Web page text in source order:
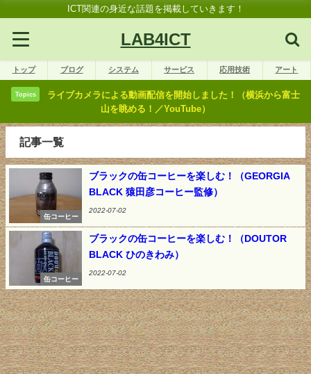
ICT関連の身近な話題を掲載していきます！
LAB4ICT
トップ ブログ システム サービス 応用技術 アート
Topics
ライブカメラによる動画配信を開始しました！（横浜から富士
山を眺める！／YouTube）
記事一覧
缶コーヒー
ブラックの缶コーヒーを楽しむ！（GEORGIA
BLACK 猿田彦コーヒー監修）
2022-07-02
缶コーヒー
ブラックの缶コーヒーを楽しむ！（DOUTOR
BLACK ひのきわみ）
2022-07-02